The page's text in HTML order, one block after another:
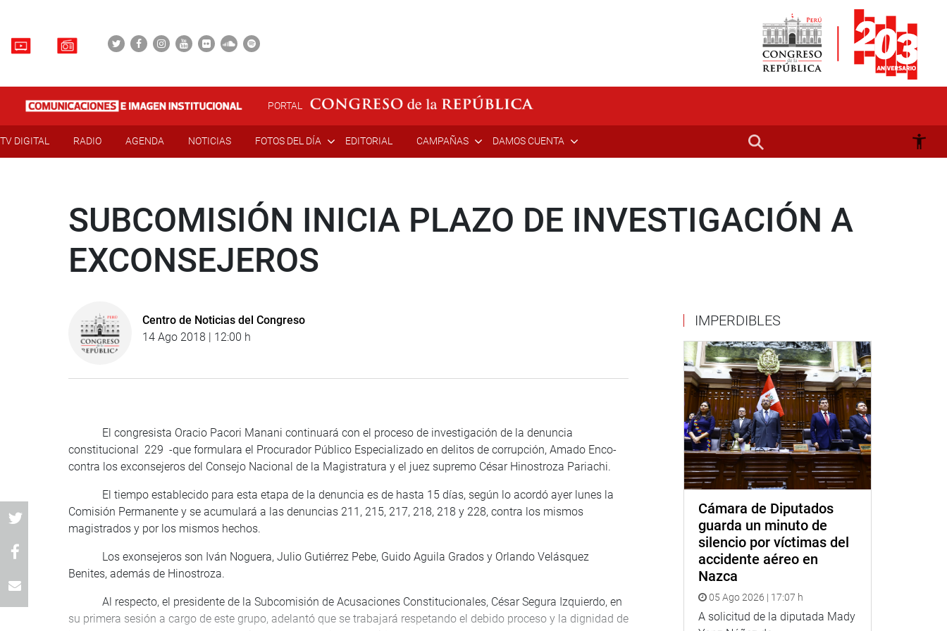
PORTAL
TV DIGITAL RADIO AGENDA NOTICIAS FOTOS DEL DÍA EDITORIAL CAMPAÑAS DAMOS CUENTA
SUBCOMISIÓN INICIA PLAZO DE INVESTIGACIÓN A
EXCONSEJEROS
Centro de Noticias del Congreso
14 Ago 2018 | 12:00 h
El congresista Oracio Pacori Manani continuará con el proceso de investigación de la denuncia
constitucional 229 -que formulara el Procurador Público Especializado en delitos de corrupción, Amado Enco-
contra los exconsejeros del Consejo Nacional de la Magistratura y el juez supremo César Hinostroza Pariachi.
El tiempo establecido para esta etapa de la denuncia es de hasta 15 días, según lo acordó ayer lunes la
Comisión Permanente y se acumulará a las denuncias 211, 215, 217, 218, 218 y 228, contra los mismos
magistrados y por los mismos hechos.
Los exonsejeros son Iván Noguera, Julio Gutiérrez Pebe, Guido Aguila Grados y Orlando Velásquez
Benites, además de Hinostroza.
Al respecto, el presidente de la Subcomisión de Acusaciones Constitucionales, César Segura Izquierdo, en
su primera sesión a cargo de este grupo, adelantó que se trabajará respetando el debido proceso y la dignidad de
IMPERDIBLES
Cámara de Diputados
guarda un minuto de
silencio por víctimas del
accidente aéreo en
Nazca
05 Ago 2026 | 17:07 h
A solicitud de la diputada Mady